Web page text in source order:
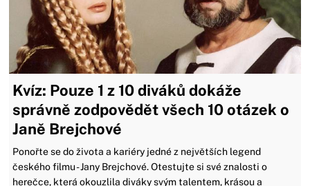
Kvíz: Pouze 1 z 10 diváků dokáže
správně zodpovědět všech 10 otázek o
Janě Brejchové
Ponořte se do života a kariéry jedné z největších legend
českého filmu - Jany Brejchové. Otestujte si své znalosti o
herečce, která okouzlila diváky svým talentem, krásou a